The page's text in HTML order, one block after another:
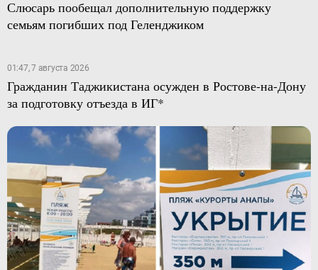
Слюсарь пообещал дополнительную поддержку
семьям погибших под Геленджиком
01:47, 7 августа 2026
Гражданин Таджикистана осужден в Ростове-на-Дону
за подготовку отъезда в ИГ*